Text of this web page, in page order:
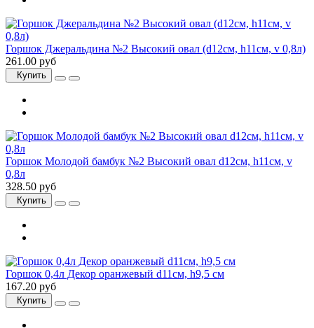
Горшок Джеральдина №2 Высокий овал (d12см, h11см, v 0,8л)
261.00 руб
Купить
Горшок Молодой бамбук №2 Высокий овал d12см, h11см, v
0,8л
328.50 руб
Купить
Горшок 0,4л Декор оранжевый d11см, h9,5 см
167.20 руб
Купить